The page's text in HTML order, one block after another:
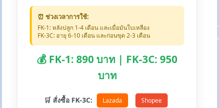
⏰ ช่วงเวลาการใช้:
FK-1: หลังปลูก 1-4 เดือน และเมื่อมันใบเหลือง
FK-3C: อายุ 6-10 เดือน และก่อนขุด 2-3 เดือน
💰 FK-1: 890 บาท | FK-3C: 950
บาท
🛒 สั่งซื้อ FK-3C: Lazada Shopee